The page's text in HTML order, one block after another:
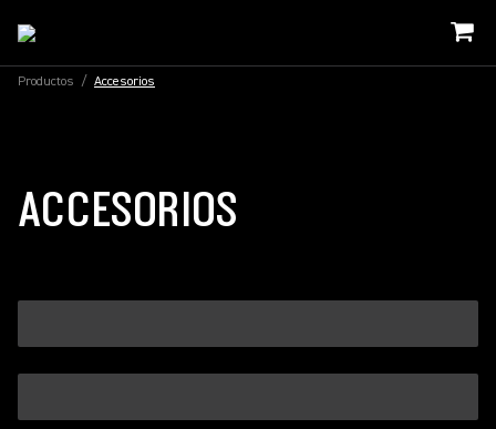
Productos / Accesorios
ACCESORIOS